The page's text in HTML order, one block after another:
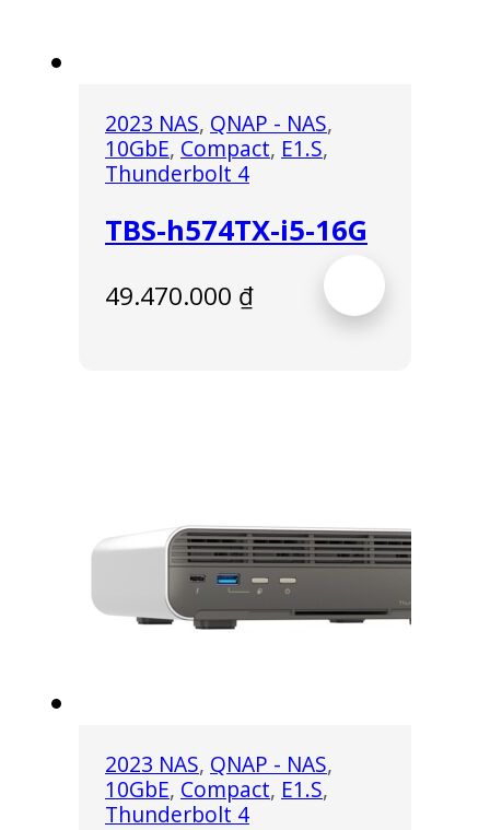
2023 NAS, QNAP - NAS,
10GbE, Compact, E1.S,
Thunderbolt 4
TBS-h574TX-i5-16G
49.470.000 ₫
2023 NAS, QNAP - NAS,
10GbE, Compact, E1.S,
Thunderbolt 4